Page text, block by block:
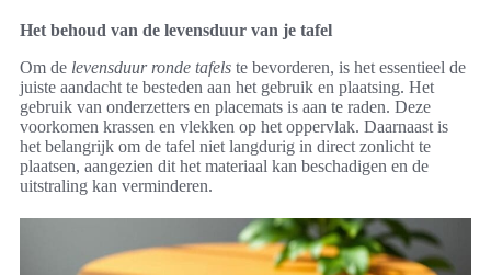
Het behoud van de levensduur van je tafel
Om de levensduur ronde tafels te bevorderen, is het essentieel de
juiste aandacht te besteden aan het gebruik en plaatsing. Het
gebruik van onderzetters en placemats is aan te raden. Deze
voorkomen krassen en vlekken op het oppervlak. Daarnaast is
het belangrijk om de tafel niet langdurig in direct zonlicht te
plaatsen, aangezien dit het materiaal kan beschadigen en de
uitstraling kan verminderen.